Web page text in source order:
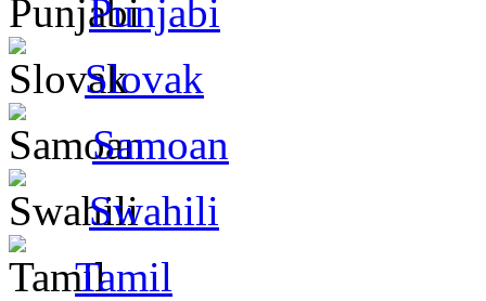
Punjabi
Slovak
Samoan
Swahili
Tamil